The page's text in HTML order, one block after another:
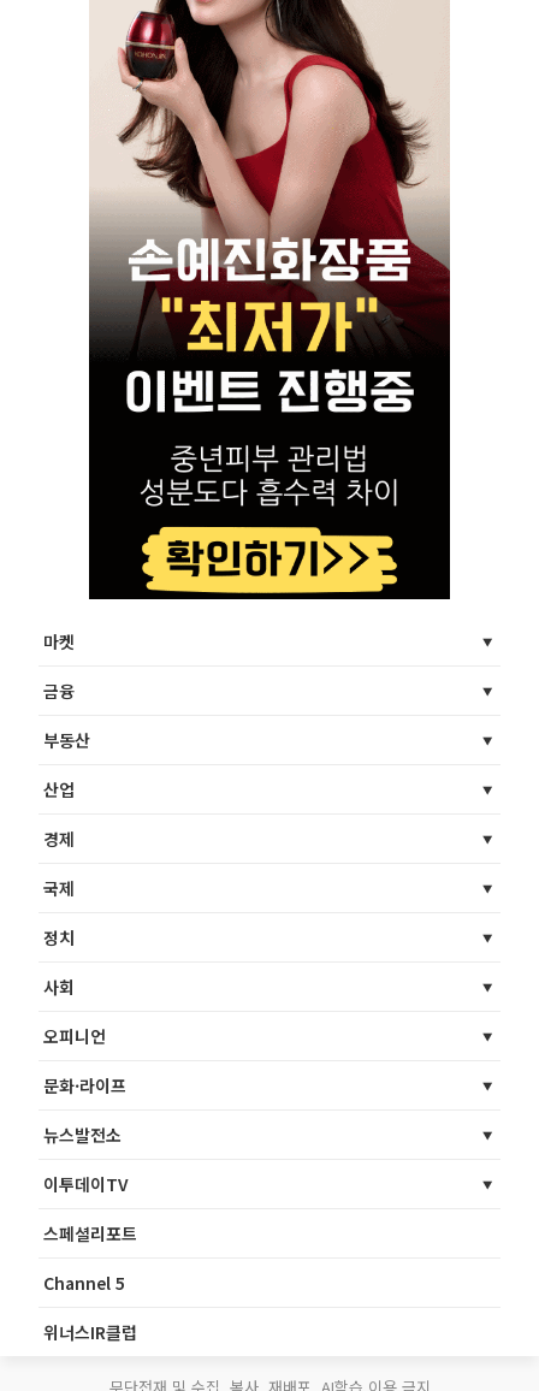
마켓
금융
부동산
산업
경제
국제
정치
사회
오피니언
문화·라이프
뉴스발전소
이투데이TV
스페셜리포트
Channel 5
위너스IR클럽